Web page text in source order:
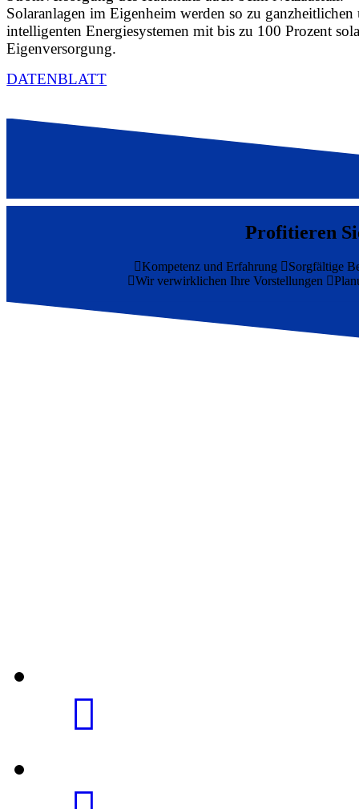
Solaranlagen im Eigenheim werden so zu ganzheitlichen
intelligenten Energiesystemen mit bis zu 100 Prozent
Eigenversorgung.
DATENBLATT
Profitieren
Kompetenz und Erfahrung
Sorgfältige
Wir verwirklichen Ihre Vorstellungen